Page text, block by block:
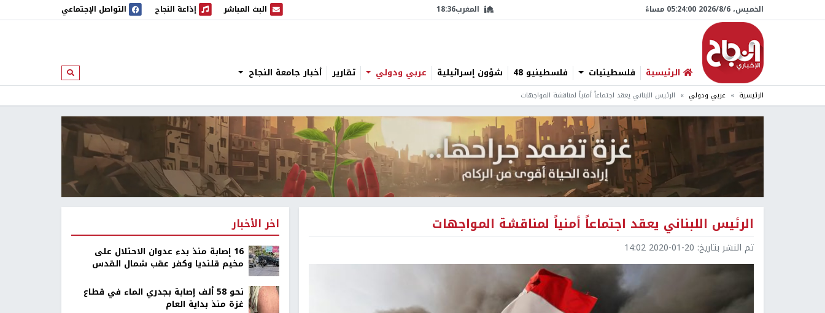
الخميس، 6/‏8/‏2026 05:24:01 مساءً المغرب18:36 البث المباشر
البث المباشر إذاعة النجاح
إذاعة النجاح التواصل الإجتماعي
الرئيسية فلسطينيات فلسطينيو 48 شؤون إسرائيلية عربي ودولي تقارير أخبار جامعة النجاح ابحث
الرئيسية عربي ودولي الرئيس اللبناني يعقد اجتماعاً أمنياً لمناقشة المواجهات
الرئيس اللبناني يعقد اجتماعاً أمنياً لمناقشة المواجهات
تم النشر بتاريخ: 2020-01-20 14:02
اخر الأخبار
16 إصابة منذ بدء عدوان الاحتلال على
مخيم قلنديا وكفر عقب شمال القدس
نحو 58 ألف إصابة بجدري الماء في قطاع
غزة منذ بداية العام